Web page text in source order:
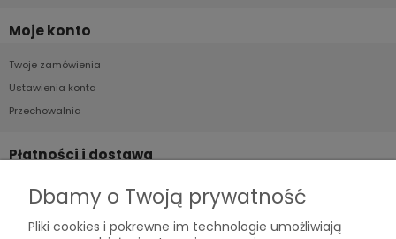
Moje konto
Twoje zamówienia
Ustawienia konta
Przechowalnia
Płatności i dostawa
Formy płatności
Czas i koszty dostawy
Czas realizacji zamówienia
Dbamy o Twoją prywatność
Pliki cookies i pokrewne im technologie umożliwiają